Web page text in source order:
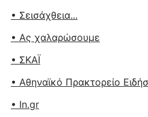
• Σεισάχθεια...
• Ας χαλαρώσουμε
• ΣΚΑΪ
• Αθηναϊκό Πρακτορείο
• In.gr